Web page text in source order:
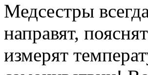
Медсестры
направят,
измерят